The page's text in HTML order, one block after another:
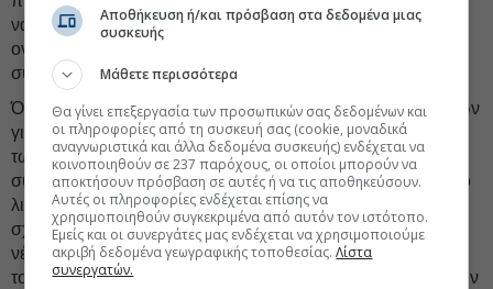
να υπάρχει αποτελεσματικός ανταγωνισμός προς τη νέα
οντότητα που θα προκύψει από την υπό κρίση
συγκέντρωση.
Όμως, μετά την υλοποίηση των προτεινόμενων δεσμεύσεων
για εκποίηση των ανωτέρω6 ιδιόκτητων καταστημάτων
των συμμετεχουσών επιχειρήσεων και τη διακοπή της
συνεργασίας υπό τις προαναφερόμενες μορφές σε επίπεδο
λιανικής με τα λοιπά47 καταστήματα, εξαλείφονται οι
σχετικοί προβληματισμοί, καθόσον το συνολικό μερίδιο της
νέας οντότητας θα ανέρχεται πλέον σε ποσοστό μικρότερο
του 50% στις σχετικές τοπικές αγορές. Επίσης, θα αυξηθούν
Αποθήκευση ή/και πρόσβαση στα δεδομένα μιας
συσκευής
Μάθετε περισσότερα
Θα γίνει επεξεργασία των προσωπικών σας δεδομένων και
οι πληροφορίες από τη συσκευή σας (cookie, μοναδικά
αναγνωριστικά και άλλα δεδομένα συσκευής) ενδέχεται να
κοινοποιηθούν σε 237 παρόχους, οι οποίοι μπορούν να
αποκτήσουν πρόσβαση σε αυτές ή να τις αποθηκεύσουν.
Αυτές οι πληροφορίες ενδέχεται επίσης να
χρησιμοποιηθούν συγκεκριμένα από αυτόν τον ιστότοπο.
Εμείς και οι συνεργάτες μας ενδέχεται να χρησιμοποιούμε
ακριβή δεδομένα γεωγραφικής τοποθεσίας.Λίστα
συνεργατών.